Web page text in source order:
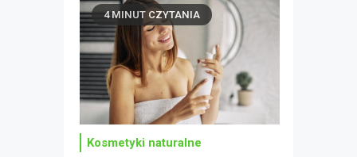
4 MINUT CZYTANIA
Kosmetyki naturalne